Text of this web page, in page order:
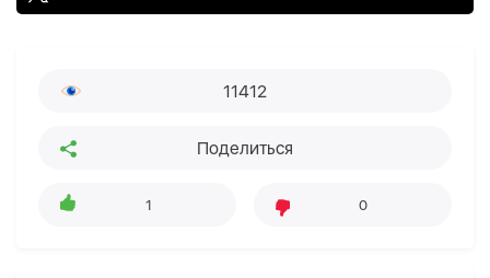
11412
Поделиться
1 0